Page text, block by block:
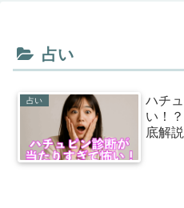
占い
占い
ハチ
い！
底解説